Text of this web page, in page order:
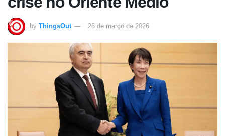
by ThingsOut 26 de março de 2026